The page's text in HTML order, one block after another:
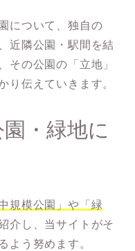
について、独自の
近隣公園・駅間を結
その公園の「立地」
り伝えていきます。
・緑地に
規模公園」や「緑
介し、当サイトがそ
よう努めます。